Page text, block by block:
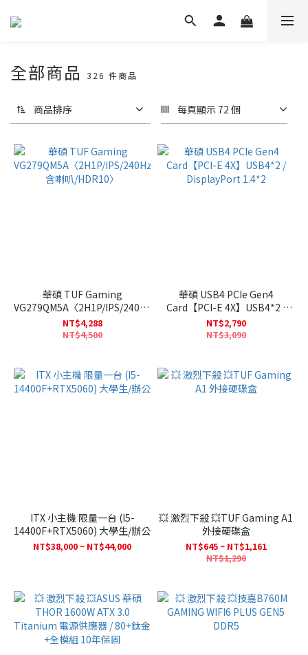
全部商品 326 件商品
商品排序 每頁顯示 72 個
華碩 TUF Gaming
VG279QM5A〈2H1P/IPS/240Hz/
含喇叭/HDR10〉
NT$4,288
NT$4,500
華碩 USB4 PCIe Gen4
Card【PCI-E 4X】USB4*2 /
DisplayPort 1.4*2
NT$2,790
NT$3,090
ITX 小主機 限量一台 (I5-
14400F+RTX5060) 大學生/辦公
NT$38,000 ~ NT$44,000
💥 激烈下殺 💥TUF Gaming A1
外接硬碟盒
NT$645 ~ NT$1,161
NT$1,290